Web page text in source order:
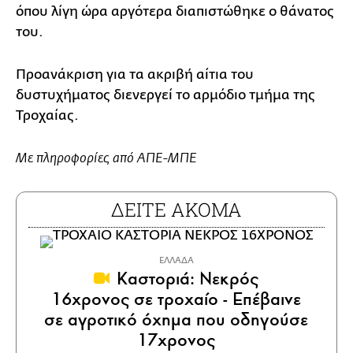
όπου λίγη ώρα αργότερα διαπιστώθηκε ο θάνατος
του.
Προανάκριση για τα ακριβή αίτια του
δυστυχήματος διενεργεί το αρμόδιο τμήμα της
Τροχαίας.
Με πληροφορίες από ΑΠΕ-ΜΠΕ
ΔΕΙΤΕ ΑΚΟΜΑ
ΕΛΛΑΔΑ
Καστοριά: Νεκρός
16χρονος σε τροχαίο - Επέβαινε
σε αγροτικό όχημα που οδηγούσε
17χρονος